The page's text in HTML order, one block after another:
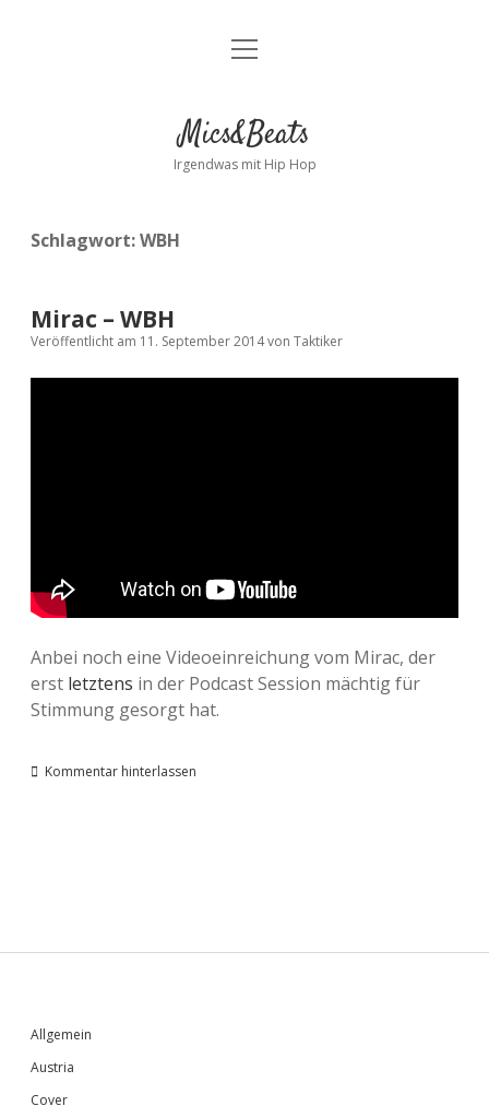
Kontakt
facebookinstagram
bandcamp
spotify
Menü
Mics&Beats
Irgendwas mit Hip Hop
Schlagwort:WBH
Mirac – WBH
Veröffentlicht am 11. September 2014von Taktiker
Anbei noch eine Videoeinreichung vom Mirac, der
erst letztens in der Podcast Session mächtig für
Stimmung gesorgt hat.
Kommentar hinterlassen
Sidebar
Allgemein
Austria
Cover